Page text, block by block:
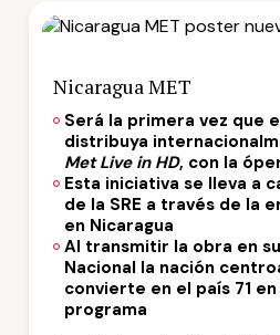
Nicaragua MET
Será la primera vez que
distribuya
Met Live in HD, con la
Esta iniciativa se lleva a
de la SRE a través de la
en Nicaragua
Al transmitir la obra en
Nacional la nación
convierte en el país 71
programa